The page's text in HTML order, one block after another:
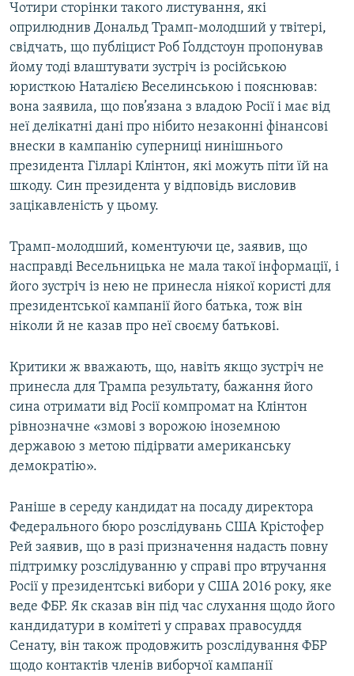
Чотири сторінки такого листування, які
оприлюднив Дональд Трамп-молодший у твітері,
свідчать, що публіцист Роб Ґолдстоун пропонував
йому тоді влаштувати зустріч із російською
юристкою Наталією Веселинською і пояснював:
вона заявила, що пов’язана з владою Росії і має від
неї делікатні дані про нібито незаконні фінансові
внески в кампанію суперниці нинішнього
президента Гілларі Клінтон, які можуть піти їй на
шкоду. Син президента у відповідь висловив
зацікавленість у цьому.
Трамп-молодший, коментуючи це, заявив, що
насправді Весельницька не мала такої інформації, і
його зустріч із нею не принесла ніякої користі для
президентської кампанії його батька, тож він
ніколи й не казав про неї своєму батькові.
Критики ж вважають, що, навіть якщо зустріч не
принесла для Трампа результату, бажання його
сина отримати від Росії компромат на Клінтон
рівнозначне «змові з ворожою іноземною
державою з метою підірвати американську
демократію».
Раніше в середу кандидат на посаду директора
Федерального бюро розслідувань США Крістофер
Рей заявив, що в разі призначення надасть повну
підтримку розслідуванню у справі про втручання
Росії у президентські вибори у США 2016 року, яке
веде ФБР. Як сказав він під час слухання щодо його
кандидатури в комітеті у справах правосуддя
Сенату, він також продовжить розслідування ФБР
щодо контактів членів виборчої кампанії